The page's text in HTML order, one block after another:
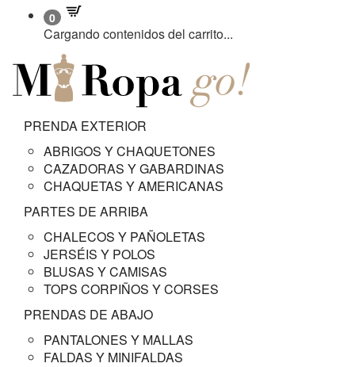
0
Cargando contenidos del carrito...
PRENDA EXTERIOR
ABRIGOS Y CHAQUETONES
CAZADORAS Y GABARDINAS
CHAQUETAS Y AMERICANAS
PARTES DE ARRIBA
CHALECOS Y PAÑOLETAS
JERSÉIS Y POLOS
BLUSAS Y CAMISAS
TOPS CORPIÑOS Y CORSES
PRENDAS DE ABAJO
PANTALONES Y MALLAS
FALDAS Y MINIFALDAS